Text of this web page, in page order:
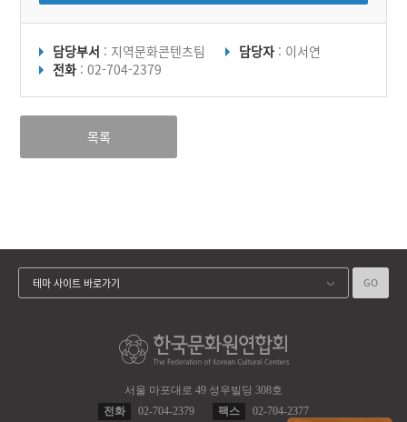
담당부서 : 지역문화콘텐츠팀 담당자 : 이서연
전화 : 02-704-2379
목록
서울 마포대로 49 성우빌딩 308호
전화
02-704-2379 팩스 02-704-2377
테마 사이트 바로가기 GO